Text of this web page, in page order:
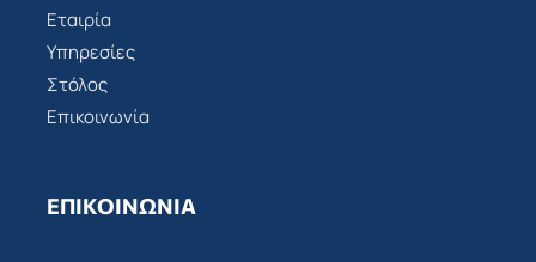
Εταιρία
Υπηρεσίες
Στόλος
Επικοινωνία
ΕΠΙΚΟΙΝΩΝΊΑ